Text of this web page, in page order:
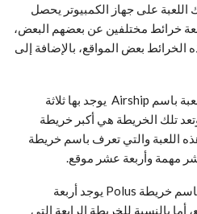
اللعبة على جهاز الكمبيوتر يحصل
خرائط مختلفين عن بعضهم البعض،
بعض المواقع، بالإضافة إلى
ففي الخريطة التي تعرف في اللعبة باسم Airship يوجد بها ثلاثة
تلك الخريطة هي أكبر خريطة
هذه اللعبة والتي تعرف باسم خريطة
في الخريطة الثالثة التي تعرف باسم خريطة Polus يوجد أربعة
بالنسبة للخريطة الرابعة التي